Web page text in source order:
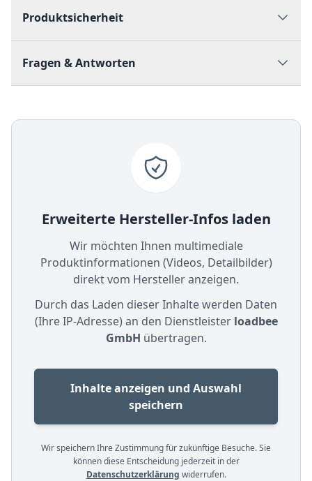
Produktsicherheit
Fragen & Antworten
Erweiterte Hersteller-Infos laden
Wir möchten Ihnen multimediale
Produktinformationen (Videos, Detailbilder)
direkt vom Hersteller anzeigen.
Durch das Laden dieser Inhalte werden Daten
(Ihre IP-Adresse) an den Dienstleister loadbee
GmbH übertragen.
Inhalte anzeigen und Auswahl
speichern
Wir speichern Ihre Zustimmung für zukünftige Besuche. Sie
können diese Entscheidung jederzeit in der
Datenschutzerklärung widerrufen.